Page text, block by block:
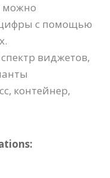
можно
цифры с помощью
виджетов,
контейнер,